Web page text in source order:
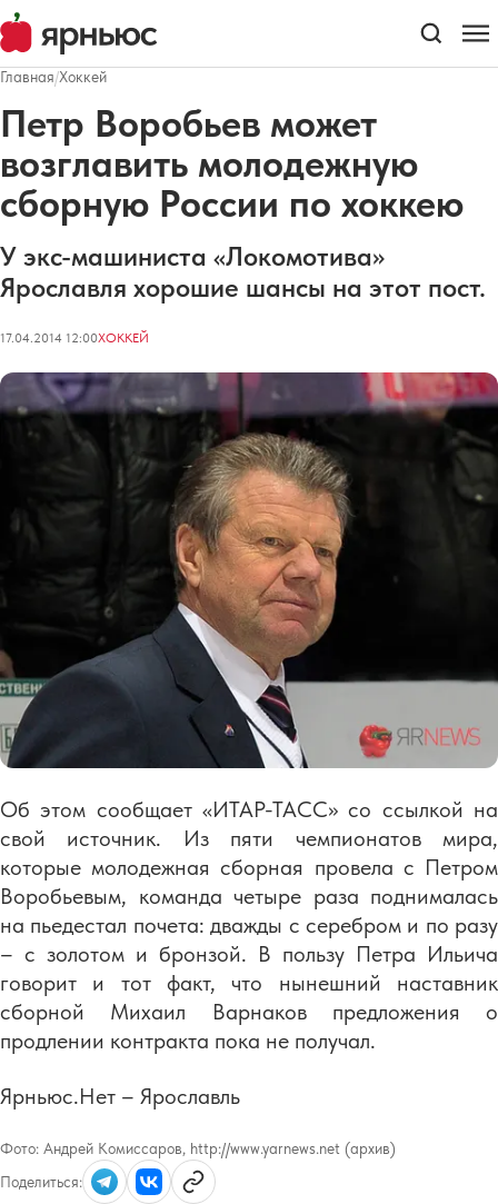
Главная/Хоккей
Петр Воробьев может
возглавить молодежную
сборную России по хоккею
У экс-машиниста «Локомотива»
Ярославля хорошие шансы на этот пост.
17.04.2014 12:00ХОККЕЙ
Об этом сообщает «ИТАР-ТАСС» со ссылкой на
свой источник. Из пяти чемпионатов мира,
которые молодежная сборная провела с Петром
Воробьевым, команда четыре раза поднималась
на пьедестал почета: дважды с серебром и по разу
– с золотом и бронзой. В пользу Петра Ильича
говорит и тот факт, что нынешний наставник
сборной Михаил Варнаков предложения о
продлении контракта пока не получал.
Ярньюс.Нет – Ярославль
Фото: Андрей Комиссаров, http://www.yarnews.net (архив)
Поделиться: